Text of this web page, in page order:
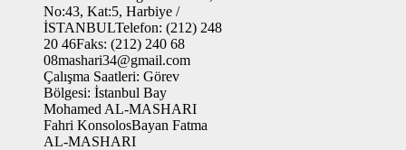
No:43, Kat:5, Harbiye /
İSTANBULTelefon: (212) 248
20 46Faks: (212) 240 68
08mashari34@gmail.com
Çalışma Saatleri: Görev
Bölgesi: İstanbul Bay
Mohamed AL-MASHARI
Fahri KonsolosBayan Fatma
AL-MASHARI